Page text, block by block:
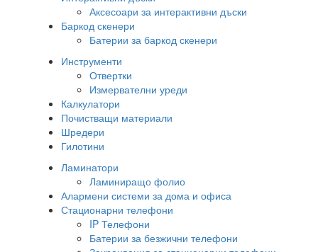
Аксесоари за интерактивни дъски
Баркод скенери
Батерии за баркод скенери
Инструменти
Отвертки
Измервателни уреди
Калкулатори
Почистващи материали
Шредери
Гилотини
Ламинатори
Ламиниращо фолио
Алармени системи за дома и офиса
Стационарни телефони
IP Телефони
Батерии за безжични телефони